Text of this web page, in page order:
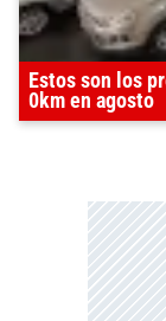
Estos son los
0km en agosto